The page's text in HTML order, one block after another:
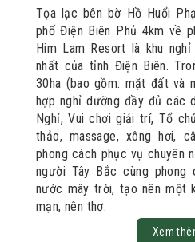
Tọa lạc bên bờ Hồ Huổi
phố Điện Biên Phủ 4km về
Him Lam Resort là khu
nhất của tỉnh Điện Biên.
30ha (bao gồm: mặt đất và
hợp nghỉ dưỡng đầy đủ các
Nghỉ, Vui chơi giải trí, Tổ
thảo, massage, xông hơi,
phong cách phục vụ chuyên
người Tây Bắc cùng phong
nước mây trời, tạo nên một
mạn, nên thơ.
Xem